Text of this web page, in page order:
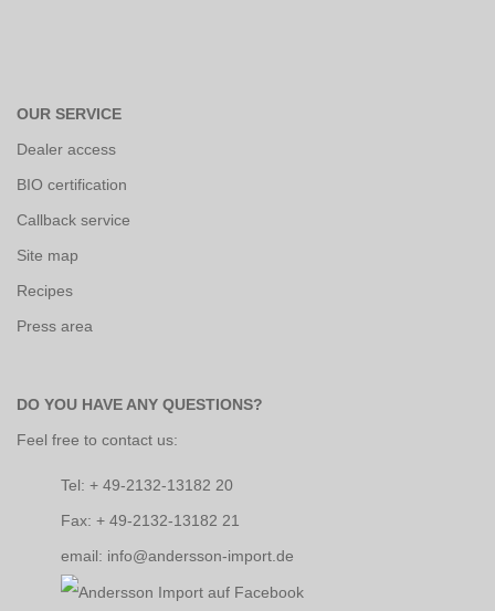
OUR SERVICE
Dealer access
BIO certification
Callback service
Site map
Recipes
Press area
DO YOU HAVE ANY QUESTIONS?
Feel free to contact us:
Tel: + 49-2132-13182 20
Fax: + 49-2132-13182 21
email: info@andersson-import.de